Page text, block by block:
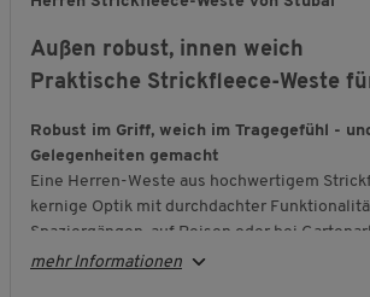
Außen robust, innen weich
Praktische Strickfleece-Weste
Robust im Griff, weich im Tragegefühl -
Gelegenheiten gemacht
Eine Herren-Weste aus hochwertigem
kernige Optik mit durchdachter
Spaziergängen, auf Reisen oder bei
schenkt Ihnen Bewegungsfreiheit,
mehr Informationen